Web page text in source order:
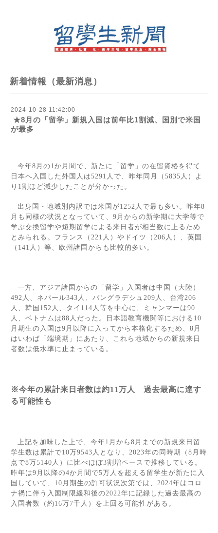
新着情報（最新消息）
2024-10-28 11:42:00
★8月の「留学」新規入国は前年比1割減、国別で米国
が最多
今年8 月の1か月間で、新たに「留学」の在留資格を得て
日本へ入国した外国人は5291 人で、昨年同月（ 5835 人）よ
り 1割ほど減少したことが分かった。
出身国・地域別内訳では米国が1252 人で最も多い。昨年8
月も同様の状況となっていて、 9 月からの新学期に大学等で
学ぶ交換留学や短期留学による来日者が相当数に上るため
とみられる。フランス（ 221 人）やドイツ（ 206 人）、英国
（ 141 人）等、欧州諸国からも比較的多い。
一方、アジア諸国からの「留学」入国者は中国（大陸）
492 人、ネパール343 人、バングラデシュ 209 人、台湾206
人、韓国 152 人、タイ 114 人等を中心に、ミャンマーは90
人、ベトナムは88 人だった。日本語教育機関等における 10
月期生の入国は9 月以降に入ってから本格化するため、 8 月
はいわば「端境期」にあたり、これら地域からの新規来日
者数は低水準に止まっている。
※今年の累計来日者数は約11万人 過去最高に達す
る可能性も
上記を加味した上で、今年1 月から 8 月までの新規来日留
学生数は累計で10万9543 人となり、 2023年の同時期（ 8 月時
点で8万5140 人）に比べほぼ3割増ペースで推移している。
昨年は9 月以降の4か月間で5万人を超える留学生が新たに入
国していて、 10 月期生の許可状況次第では、 2024年はコロ
ナ禍に伴う入国制限緩和後の2022年に記録した過去最高の
入国者数（約 16万7千人）を上回る可能性がある。